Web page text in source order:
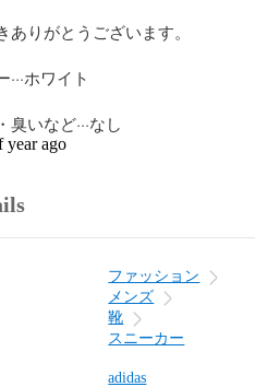
ありがとうございます。
ホワイト
いなど···なし
year ago
ファッション
メンズ
靴
スニーカー
adidas